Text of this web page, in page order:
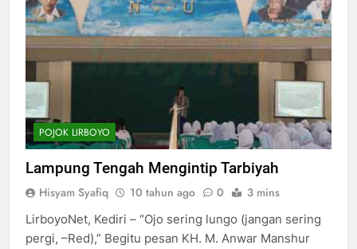
POJOK LIRBOYO
Lampung Tengah Mengintip Tarbiyah
Hisyam Syafiq 10 tahun ago 0 3 mins
LirboyoNet, Kediri – “Ojo sering lungo (jangan sering
pergi, –Red),” Begitu pesan KH. M. Anwar Manshur